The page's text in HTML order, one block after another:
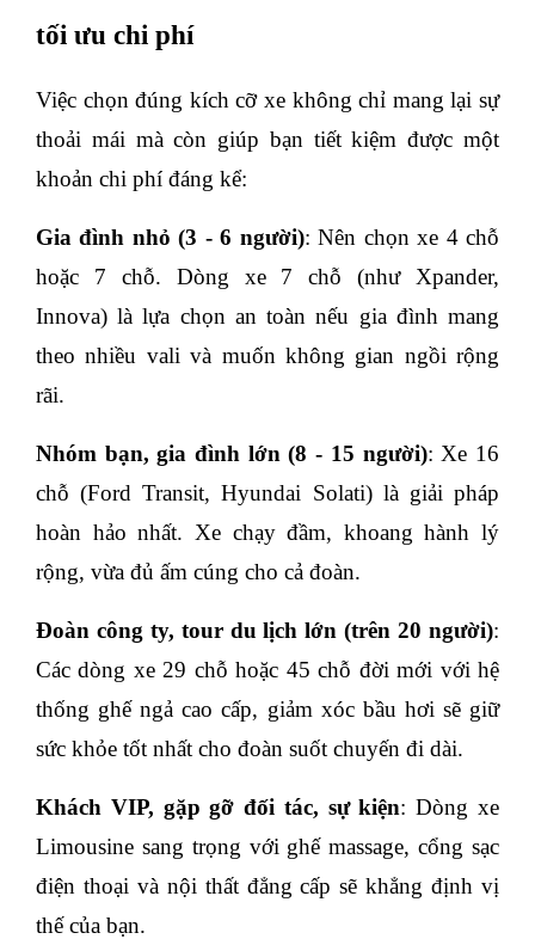
tối ưu chi phí
Việc chọn đúng kích cỡ xe không chỉ mang lại sự
thoải mái mà còn giúp bạn tiết kiệm được một
khoản chi phí đáng kể:
Gia đình nhỏ (3 - 6 người): Nên chọn xe 4 chỗ
hoặc 7 chỗ. Dòng xe 7 chỗ (như Xpander,
Innova) là lựa chọn an toàn nếu gia đình mang
theo nhiều vali và muốn không gian ngồi rộng
rãi.
Nhóm bạn, gia đình lớn (8 - 15 người): Xe 16
chỗ (Ford Transit, Hyundai Solati) là giải pháp
hoàn hảo nhất. Xe chạy đầm, khoang hành lý
rộng, vừa đủ ấm cúng cho cả đoàn.
Đoàn công ty, tour du lịch lớn (trên 20 người):
Các dòng xe 29 chỗ hoặc 45 chỗ đời mới với hệ
thống ghế ngả cao cấp, giảm xóc bầu hơi sẽ giữ
sức khỏe tốt nhất cho đoàn suốt chuyến đi dài.
Khách VIP, gặp gỡ đối tác, sự kiện: Dòng xe
Limousine sang trọng với ghế massage, cổng sạc
điện thoại và nội thất đẳng cấp sẽ khẳng định vị
thế của bạn.